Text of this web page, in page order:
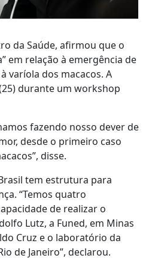
da Saúde, afirmou que o
em relação à emergência de
varíola dos macacos. A
durante um workshop
fazendo nosso dever de
desde o primeiro caso
disse.
tem estrutura para
“Temos quatro
de realizar o
Lutz, a Funed, em Minas
Cruz e o laboratório da
de Janeiro”, declarou.